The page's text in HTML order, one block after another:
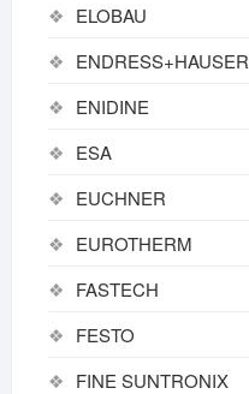
ELOBAU
ENDRESS+HAUSER
ENIDINE
ESA
EUCHNER
EUROTHERM
FASTECH
FESTO
FINE SUNTRONIX